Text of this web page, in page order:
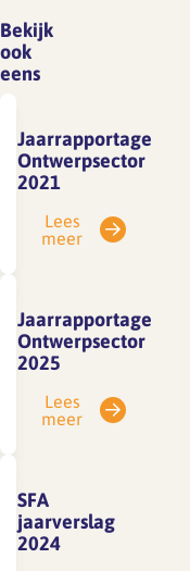
Bekijk
ook
eens
Jaarrapportage
Ontwerpsector
2021
Lees
meer
Jaarrapportage
Ontwerpsector
2025
Lees
meer
SFA
jaarverslag
2024